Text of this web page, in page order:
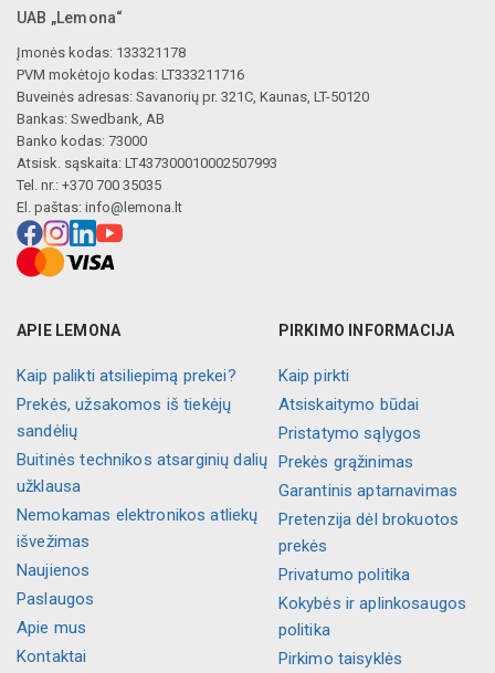
UAB „Lemona“
Įmonės kodas: 133321178
PVM mokėtojo kodas: LT333211716
Buveinės adresas: Savanorių pr. 321C, Kaunas, LT-50120
Bankas: Swedbank, AB
Banko kodas: 73000
Atsisk. sąskaita: LT437300010002507993
Tel. nr.: +370 700 35035
El. paštas: info@lemona.lt
APIE LEMONA
Kaip palikti atsiliepimą prekei?
Prekės, užsakomos iš tiekėjų
sandėlių
Buitinės technikos atsarginių dalių
užklausa
Nemokamas elektronikos atliekų
išvežimas
Naujienos
Paslaugos
Apie mus
Kontaktai
PIRKIMO INFORMACIJA
Kaip pirkti
Atsiskaitymo būdai
Pristatymo sąlygos
Prekės grąžinimas
Garantinis aptarnavimas
Pretenzija dėl brokuotos
prekės
Privatumo politika
Kokybės ir aplinkosaugos
politika
Pirkimo taisyklės